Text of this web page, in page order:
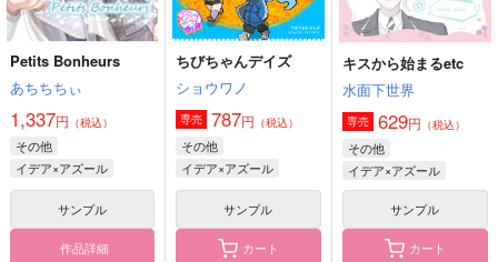
Interviewとあるカフ
ェにて
うすべに文庫
237円 （税込）
パイン×リーリウム
サンプル
作品詳細
短編小説集『スゼと書
いて実存と読む』
うすべに文庫
795円 （税込）
スタンリー×ゼノ
サンプル
作品詳細
インのパロは絶対にさ
せない方が良いことを
示す悪例】
うすべに文庫
342円（税込）
スタンリー×ゼノ
サンプル
作品詳細
作品詳細 作品詳細 作品詳細
Petits Bonheurs
あちちちぃ
1,337円 （税込）
その他
イデア×アズール
サンプル
作品詳細
ちびちゃんデイズ
ショウワノ
専売 787円 （税込）
その他
イデア×アズール
サンプル
カート
キスから始まるetc
水面下世界
専売 629円 （税込）
その他
イデア×アズール
サンプル
カート